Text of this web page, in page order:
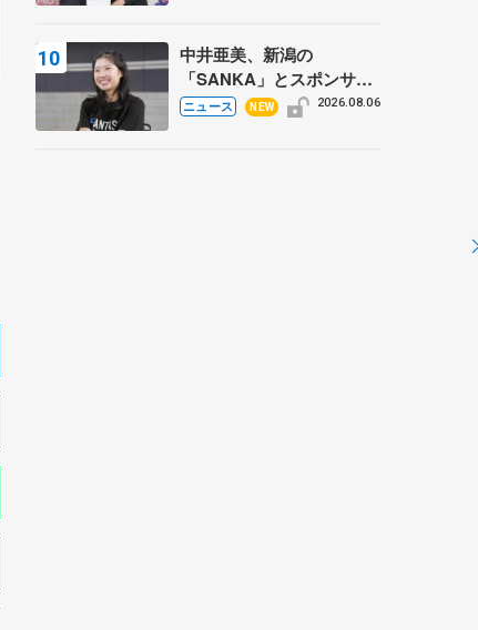
中井亜美、新潟の
「SANKA」とスポンサー
契約 「全力で応援」とコ
ニュース NEW 2026.08.06